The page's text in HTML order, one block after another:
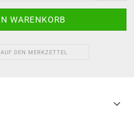
AUF DEN MERKZETTEL